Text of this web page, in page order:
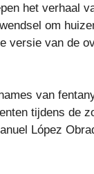
het verhaal
om
versie van de
van
tijdens de
López